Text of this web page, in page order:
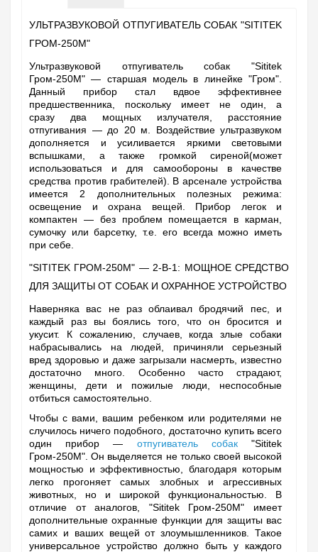
УЛЬТРАЗВУКОВОЙ ОТПУГИВАТЕЛЬ СОБАК "SITITEK
ГРОМ-250М"
Ультразвуковой отпугиватель собак "Sititek
Гром-250М" — старшая модель в линейке "Гром".
Данный прибор стал вдвое эффективнее
предшественника, поскольку имеет не один, а
сразу два мощных излучателя, расстояние
отпугивания — до 20 м. Воздействие ультразвуком
дополняется и усиливается яркими световыми
вспышками, а также громкой сиреной(может
использоваться и для самообороны в качестве
средства против грабителей). В арсенале устройства
имеется 2 дополнительных полезных режима:
освещение и охрана вещей. Прибор легок и
компактен — без проблем помещается в карман,
сумочку или барсетку, т.е. его всегда можно иметь
при себе.
"SITITEK ГРОМ-250М" — 2-В-1: МОЩНОЕ СРЕДСТВО
ДЛЯ ЗАЩИТЫ ОТ СОБАК И ОХРАННОЕ УСТРОЙСТВО
Наверняка вас не раз облаивал бродячий пес, и
каждый раз вы боялись того, что он бросится и
укусит. К сожалению, случаев, когда злые собаки
набрасывались на людей, причиняли серьезный
вред здоровью и даже загрызали насмерть, известно
достаточно много. Особенно часто страдают,
женщины, дети и пожилые люди, неспособные
отбиться самостоятельно.
Чтобы с вами, вашим ребенком или родителями не
случилось ничего подобного, достаточно купить всего
один прибор — отпугиватель собак"Sititek
Гром-250М". Он выделяется не только своей высокой
мощностью и эффективностью, благодаря которым
легко прогоняет самых злобных и агрессивных
животных, но и широкой функциональностью. В
отличие от аналогов, "Sititek Гром-250М" имеет
дополнительные охранные функции для защиты вас
самих и ваших вещей от злоумышленников. Такое
универсальное устройство должно быть у каждого